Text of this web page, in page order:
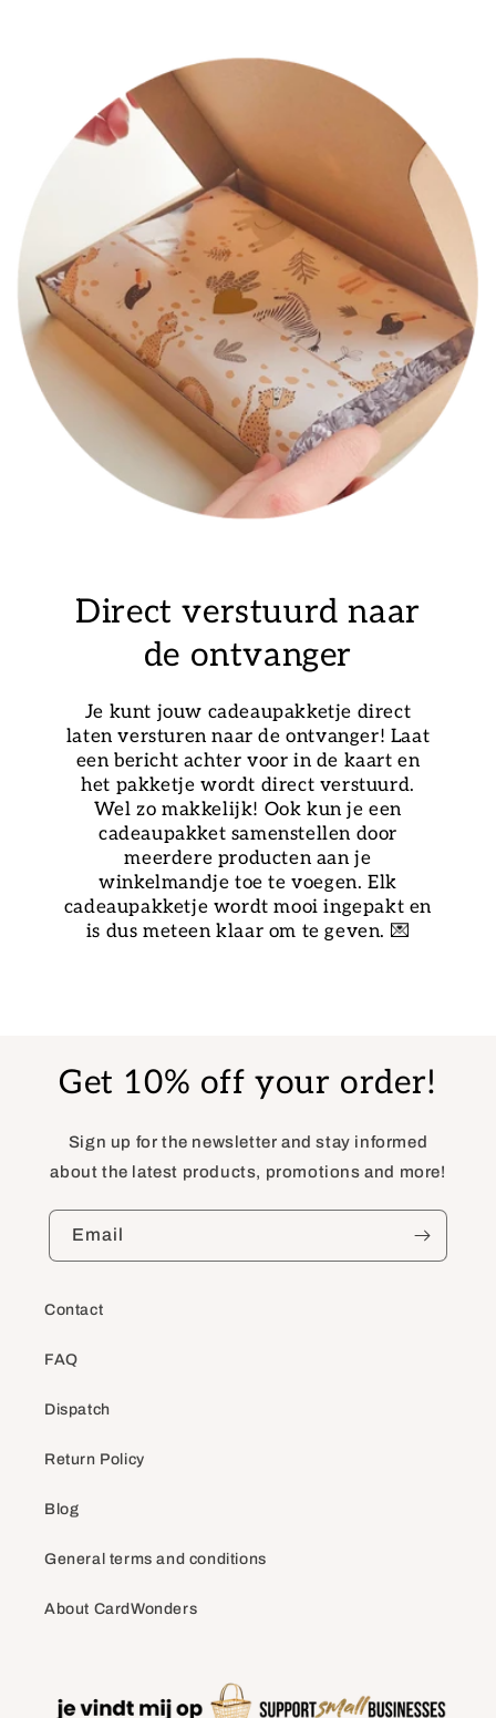
Direct verstuurd naar
de ontvanger
Je kunt jouw cadeaupakketje direct
laten versturen naar de ontvanger! Laat
een bericht achter voor in de kaart en
het pakketje wordt direct verstuurd.
Wel zo makkelijk! Ook kun je een
cadeaupakket samenstellen door
meerdere producten aan je
winkelmandje toe te voegen. Elk
cadeaupakketje wordt mooi ingepakt en
is dus meteen klaar om te geven. 💌
Get 10% off your order!
Sign up for the newsletter and stay informed
about the latest products, promotions and more!
Email
Contact
FAQ
Dispatch
Return Policy
Blog
General terms and conditions
About CardWonders